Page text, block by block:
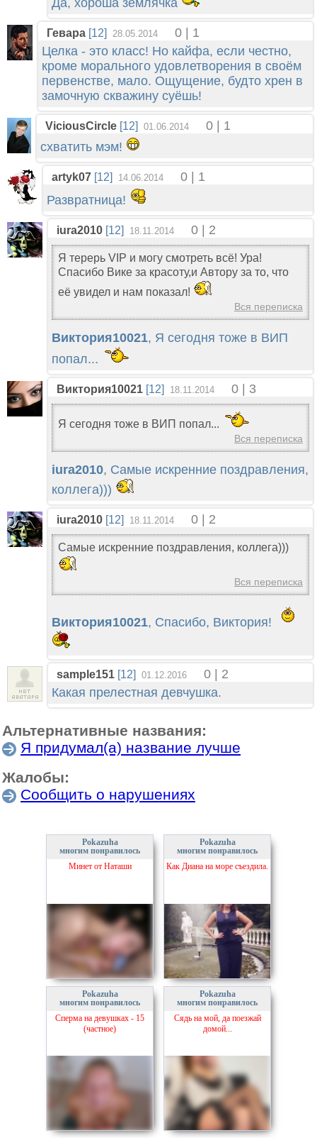
Да, хороша землячка
Гевара [12] 28.05.2014
0 | 1
Целка - это класс! Но кайфа, если честно,
кроме морального удовлетворения в своём
первенстве, мало. Ощущение, будто хрен в
замочную скважину суёшь!
ViciousCircle [12] 01.06.2014
0 | 1
схватить мэм!
artyk07 [12] 14.06.2014
0 | 1
Развратница!
iura2010 [12] 18.11.2014 0 | 2
Я терерь VIP и могу смотреть всё! Ура!
Спасибо Вике за красоту,и Автору за то, что
её увидел и нам показал!
Вся переписка
Виктория10021, Я сегодня тоже в ВИП
попал...
Виктория10021 [12] 18.11.2014 0 | 3
Я сегодня тоже в ВИП попал...
Вся переписка
iura2010, Самые искренние поздравления,
коллега)))
iura2010 [12] 18.11.2014 0 | 2
Самые искренние поздравления, коллега)))
Вся переписка
Виктория10021, Спасибо, Виктория!
sample151 [12] 01.12.2016
0 | 2
Какая прелестная девчушка.
Альтернативные названия:
Я придумал(а) название лучше
Жалобы:
Сообщить о нарушениях
Pokazuha
многим понравилось
Минет от Наташи
Pokazuha
многим понравилось
Как Диана на море съездила.
Pokazuha
многим понравилось
Сперма на девушках - 15
(частное)
Pokazuha
многим понравилось
Сядь на мой, да поезжай
домой...